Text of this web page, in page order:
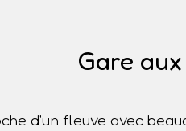
Gare
d'un fleuve avec